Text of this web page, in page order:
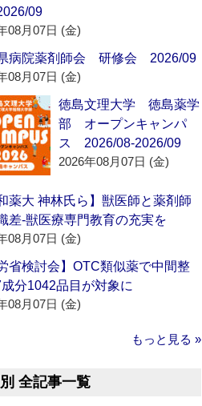
09
08月07日 (金)
病院薬剤師会 研修会 2026/09
08月07日 (金)
徳島文理大学 徳島薬学
部 オープンキャンパ
ス 2026/08-2026/09
2026年08月07日 (金)
薬大 神林氏ら】獣医師と薬剤師
差‐獣医療専門教育の充実を
08月07日 (金)
省検討会】OTC類似薬で中間整
成分1042品目が対象に
08月07日 (金)
もっと見る »
全記事一覧